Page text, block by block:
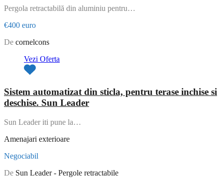
Pergola retractabilă din aluminiu pentru…
€400 euro
De cornelcons
Vezi Oferta
Sistem automatizat din sticla, pentru terase inchise si
deschise. Sun Leader
Sun Leader iti pune la…
Amenajari exterioare
Negociabil
De Sun Leader - Pergole retractabile